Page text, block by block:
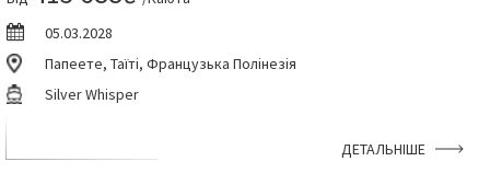
05.03.2028
Папеете, Таїті, Французька Полінезія
Silver Whisper
ДЕТАЛЬНІШЕ